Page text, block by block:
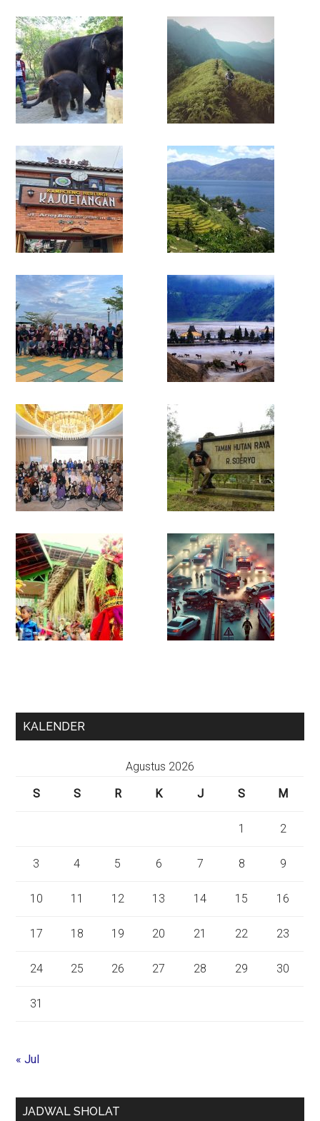
KALENDER
Agustus 2026
S
S R K J S M
1 2
3 4 5 6 7 8 9
10 11 12 13 14 15 16
17 18 19 20 21 22 23
24 25 26 27 28 29 30
31
« Jul
JADWAL SHOLAT